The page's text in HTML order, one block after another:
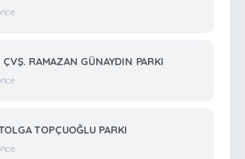
ÇVŞ. RAMAZAN GÜNAYDIN PARKI
TOPÇUOĞLU PARKI